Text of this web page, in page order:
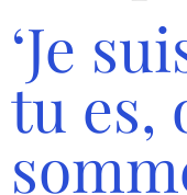
‘Je
tu es,